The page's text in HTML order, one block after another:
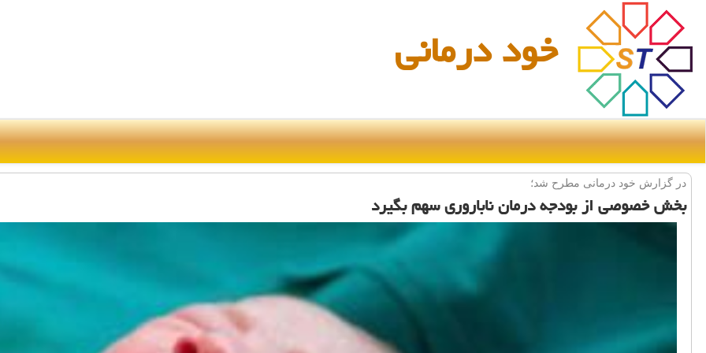
خود درمانی
در گزارش خود درمانی مطرح شد؛
بخش خصوصی از بودجه درمان ناباروری سهم بگیرد